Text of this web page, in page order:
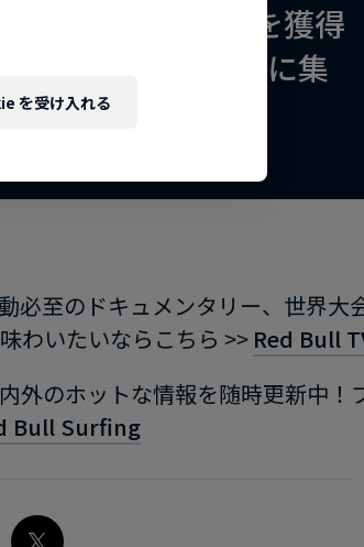
ールドタイトルを獲得
最新の動向をココに集
必至のドキュメンタリー、世界大
わいたいならこちら >> Red Bull
外のホットな情報を随時更新中！
Bull Surfing
を受け入れる